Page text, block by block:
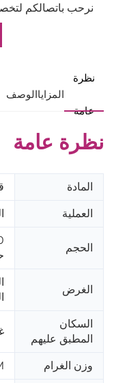
نرحب باتصالكم
نظرة
عامة
المزاياالوصف
نظرة عامة
المادة
العملية
الحجم
الغرض
السكان
المطبق عليهم
وزن الغرام